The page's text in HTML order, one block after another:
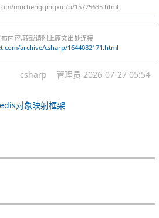
muchengqingxin/p/15775635.html
内容,转载请附上原文出处连接
archive/csharp/1644082171.html
csharp 管理员 2026-07-27 05:54
对象映射框架